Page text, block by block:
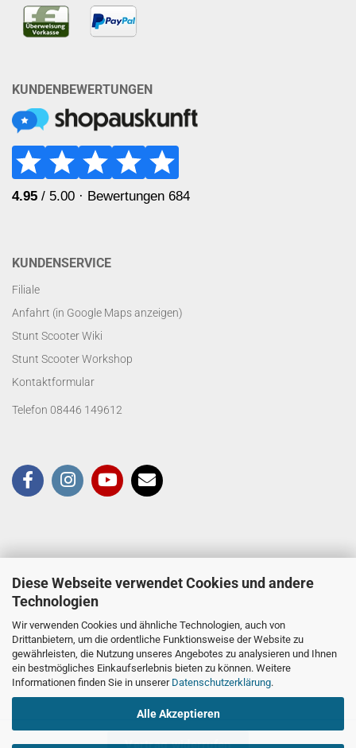
Diese Webseite verwendet Cookies und andere
Technologien
Wir verwenden Cookies und ähnliche Technologien, auch von
Drittanbietern, um die ordentliche Funktionsweise der Website zu
gewährleisten, die Nutzung unseres Angebotes zu analysieren und Ihnen
ein bestmögliches Einkaufserlebnis bieten zu können. Weitere
Informationen finden Sie in unserer Datenschutzerklärung.
Alle Akzeptieren
KUNDENBEWERTUNGEN
KUNDENSERVICE
Filiale
Anfahrt (in Google Maps anzeigen)
Stunt Scooter Wiki
Stunt Scooter Workshop
Kontaktformular
Telefon 08446 149612
Vertrag widerrufen